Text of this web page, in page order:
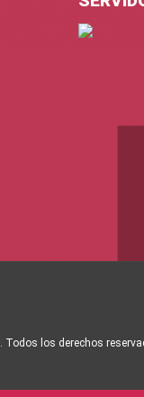
. Todos los derechos